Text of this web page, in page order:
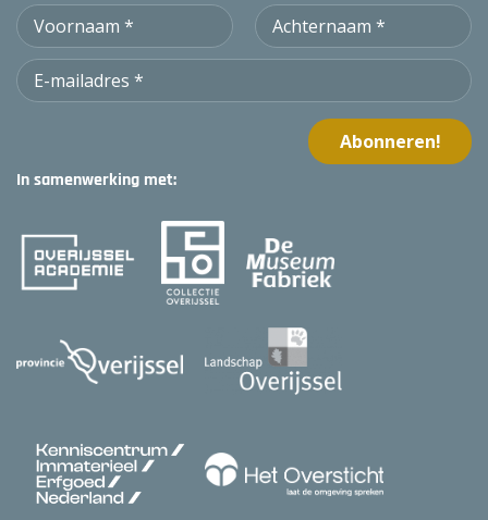
In samenwerking met: